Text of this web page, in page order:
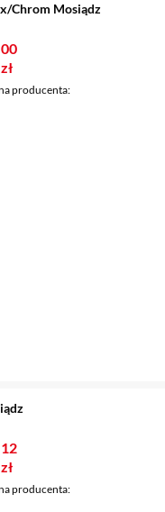
Chrom Mosiądz
549 zł
00
zł
producenta:
550,12
12
zł
producenta: